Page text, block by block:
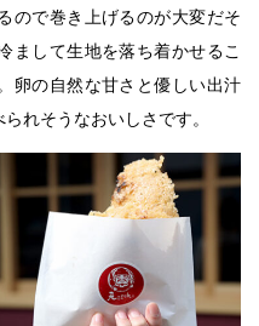
ので巻き上げるのが大変だそ
まして生地を落ち着かせるこ
卵の自然な甘さと優しい出汁
れそうなおいしさです。